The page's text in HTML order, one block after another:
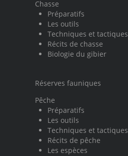
Chasse
Préparatifs
Les outils
Techniques et tactiques
Récits de chasse
Biologie du gibier
Réserves fauniques
Pêche
Préparatifs
Les outils
Techniques et tactiques
Récits de pêche
Les espèces